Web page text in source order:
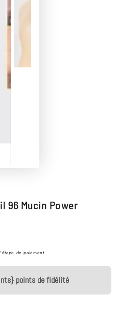
96 Mucin Power
de paiement.
points de fidélité